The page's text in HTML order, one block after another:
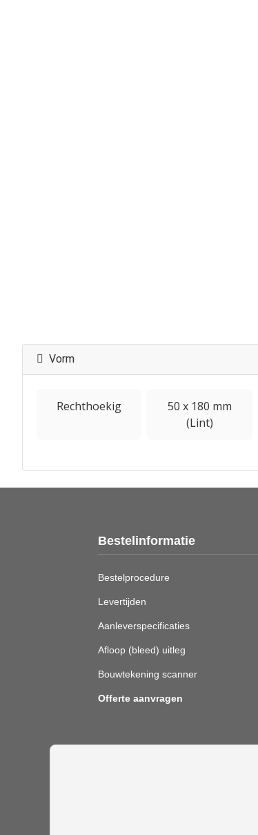
Vorm
Rechthoekig
50 x 180 mm
(Lint)
Bestelinformatie
Bestelprocedure
Levertijden
Aanleverspecificaties
Afloop (bleed) uitleg
Bouwtekening scanner
Offerte aanvragen